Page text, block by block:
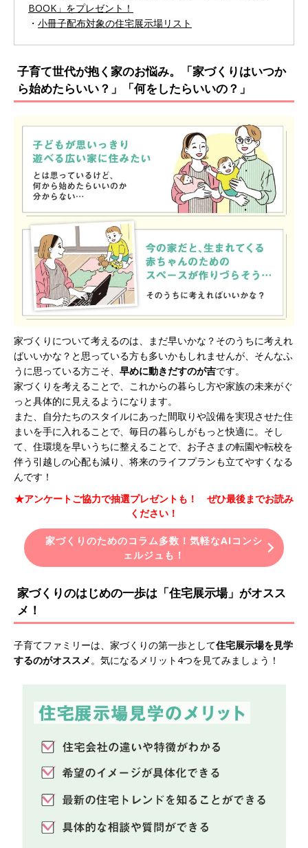
BOOK」をプレゼント！
・ 小冊子配布対象の住宅展示場リスト
子育て世代が抱く家のお悩み。「家づくりはいつか
ら始めたらいい？」「何をしたらいいの？」
家づくりについて考えるのは、まだ早いかな？そのうちに考えれ
ばいいかな？と思っている方も多いかもしれませんが、そんなふ
うに思っている方こそ、 早めに動きだすのが吉です。
家づくりを考えることで、これからの暮らし方や家族の未来がぐ
っと具体的に見えるようになります。
また、自分たちのスタイルにあった間取りや設備を実現させた住
まいを手に入れることで、毎日の暮らしがもっと快適に。そし
て、住環境を早いうちに整えることで、お子さまの転園や転校を
伴う引越しの心配も減り、将来のライフプランも立てやすくなる
んです！
★アンケートご協力で抽選プレゼントも！ ぜひ最後までお読み
ください！
家づくりのためのコラム多数！気軽なAIコンシ
ェルジュも！
家づくりのはじめの一歩は「住宅展示場」がオスス
メ！
子育てファミリーは、家づくりの第一歩として住宅展示場を見学
するのがオススメ 。気になるメリット4つを見てみましょう！